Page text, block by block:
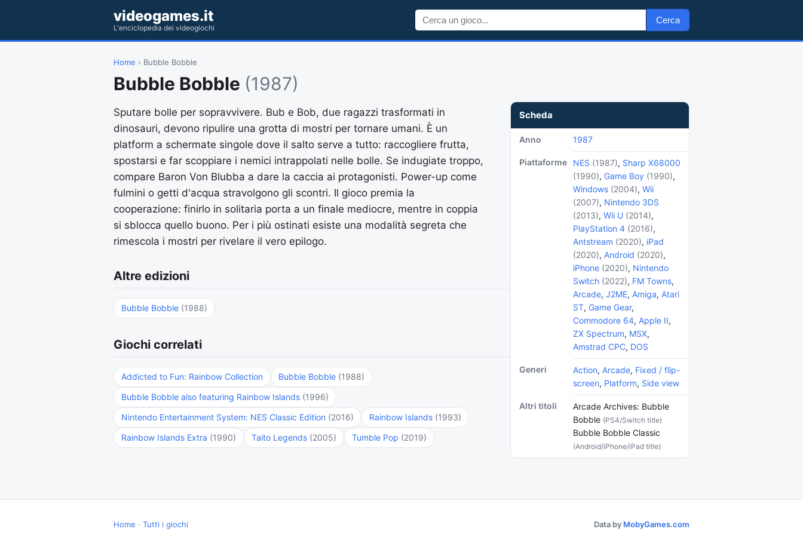
videogames.it
L'enciclopedia dei videogiochi
Cerca
Home › Bubble Bobble
Bubble Bobble (1987)
Scheda
Anno 1987
Piattaforme NES (1987), Sharp X68000
(1990), Game Boy (1990),
Windows (2004), Wii
(2007), Nintendo 3DS
(2013), Wii U (2014),
PlayStation 4 (2016),
Antstream (2020), iPad
(2020), Android (2020),
iPhone (2020), Nintendo
Switch (2022), FM Towns,
Arcade, J2ME, Amiga, Atari
ST, Game Gear,
Commodore 64, Apple II,
ZX Spectrum, MSX,
Amstrad CPC, DOS
Generi Action, Arcade, Fixed / flip-
screen, Platform, Side view
Altri titoli
Arcade Archives: Bubble
Bobble (PS4/Switch title)
Bubble Bobble Classic
(Android/iPhone/iPad title)
Sputare bolle per sopravvivere. Bub e Bob, due ragazzi trasformati in
dinosauri, devono ripulire una grotta di mostri per tornare umani. È un
platform a schermate singole dove il salto serve a tutto: raccogliere frutta,
spostarsi e far scoppiare i nemici intrappolati nelle bolle. Se indugiate troppo,
compare Baron Von Blubba a dare la caccia ai protagonisti. Power-up come
fulmini o getti d'acqua stravolgono gli scontri. Il gioco premia la
cooperazione: finirlo in solitaria porta a un finale mediocre, mentre in coppia
si sblocca quello buono. Per i più ostinati esiste una modalità segreta che
rimescola i mostri per rivelare il vero epilogo.
Altre edizioni
Bubble Bobble (1988)
Giochi correlati
Addicted to Fun: Rainbow Collection Bubble Bobble (1988)
Bubble Bobble also featuring Rainbow Islands (1996)
Nintendo Entertainment System: NES Classic Edition (2016) Rainbow Islands (1993)
Rainbow Islands Extra (1990) Taito Legends (2005) Tumble Pop (2019)
Home · Tutti i giochi Data by MobyGames.com